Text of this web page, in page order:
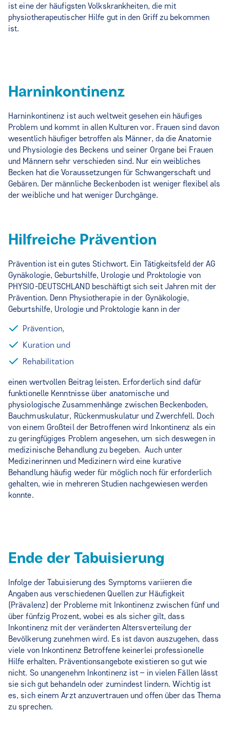
ist eine der häufigsten Volkskrankheiten, die mit
physiotherapeutischer Hilfe gut in den Griff zu bekommen
ist.
Harninkontinenz
Harninkontinenz ist auch weltweit gesehen ein häufiges
Problem und kommt in allen Kulturen vor. Frauen sind davon
wesentlich häufiger betroffen als Männer, da die Anatomie
und Physiologie des Beckens und seiner Organe bei Frauen
und Männern sehr verschieden sind. Nur ein weibliches
Becken hat die Voraussetzungen für Schwangerschaft und
Gebären. Der männliche Beckenboden ist weniger flexibel als
der weibliche und hat weniger Durchgänge.
Hilfreiche Prävention
Prävention ist ein gutes Stichwort. Ein Tätigkeitsfeld der AG
Gynäkologie, Geburtshilfe, Urologie und Proktologie von
PHYSIO-DEUTSCHLAND beschäftigt sich seit Jahren mit der
Prävention. Denn Physiotherapie in der Gynäkologie,
Geburtshilfe, Urologie und Proktologie kann in der
Prävention,
Kuration und
Rehabilitation
einen wertvollen Beitrag leisten. Erforderlich sind dafür
funktionelle Kenntnisse über anatomische und
physiologische Zusammenhänge zwischen Beckenboden,
Bauchmuskulatur, Rückenmuskulatur und Zwerchfell. Doch
von einem Großteil der Betroffenen wird Inkontinenz als ein
zu geringfügiges Problem angesehen, um sich deswegen in
medizinische Behandlung zu begeben. Auch unter
Medizinerinnen und Medizinern wird eine kurative
Behandlung häufig weder für möglich noch für erforderlich
gehalten, wie in mehreren Studien nachgewiesen werden
konnte.
Ende der Tabuisierung
Infolge der Tabuisierung des Symptoms variieren die
Angaben aus verschiedenen Quellen zur Häufigkeit
(Prävalenz) der Probleme mit Inkontinenz zwischen fünf und
über fünfzig Prozent, wobei es als sicher gilt, dass
Inkontinenz mit der veränderten Altersverteilung der
Bevölkerung zunehmen wird. Es ist davon auszugehen, dass
viele von Inkontinenz Betroffene keinerlei professionelle
Hilfe erhalten. Präventionsangebote existieren so gut wie
nicht. So unangenehm Inkontinenz ist – in vielen Fällen lässt
sie sich gut behandeln oder zumindest lindern. Wichtig ist
es, sich einem Arzt anzuvertrauen und offen über das Thema
zu sprechen.